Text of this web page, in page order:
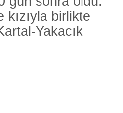
kızıyla birlikte
Yakacık